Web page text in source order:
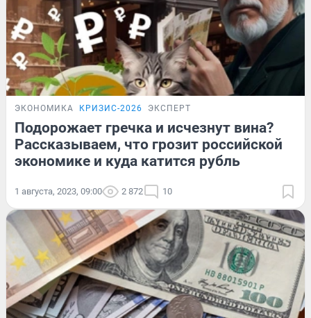
ЭКОНОМИКА КРИЗИС-2026 ЭКСПЕРТ
Подорожает гречка и исчезнут вина?
Рассказываем, что грозит российской
экономике и куда катится рубль
1 августа, 2023, 09:00 2 872 10